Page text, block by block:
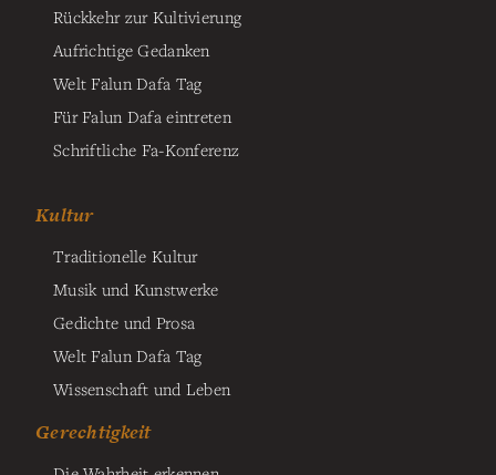
Rückkehr zur Kultivierung
Aufrichtige Gedanken
Welt Falun Dafa Tag
Für Falun Dafa eintreten
Schriftliche Fa-Konferenz
Kultur
Traditionelle Kultur
Musik und Kunstwerke
Gedichte und Prosa
Welt Falun Dafa Tag
Wissenschaft und Leben
Gerechtigkeit